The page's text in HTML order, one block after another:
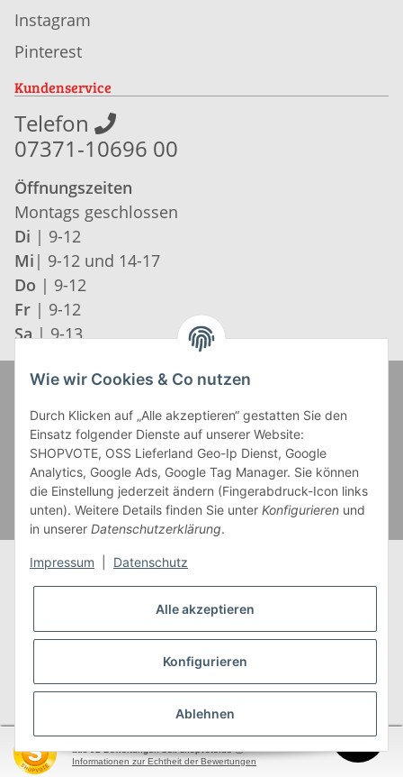
Instagram
Pinterest
Kundenservice
Telefon
07371-10696 00
Öffnungszeiten
Montags geschlossen
Di | 9-12
Mi | 9-12 und 14-17
Do | 9-12
Fr | 9-12
Sa | 9-13
* Alle Preise inkl. gesetzlicher USt., zzgl.Versand
** Gilt für Lieferungen innerhalb Deutschlands,
Lieferzeiten für andere Länder entnehmen Sie bitte
Versandkostenübersicht
garnwelt.de
Wie wir Cookies & Co nutzen
Durch Klicken auf „Alle akzeptieren“ gestatten Sie den
Einsatz folgender Dienste auf unserer Website:
SHOPVOTE, OSS Lieferland Geo-Ip Dienst, Google
Analytics, Google Ads, Google Tag Manager. Sie können
die Einstellung jederzeit ändern (Fingerabdruck-Icon links
unten). Weitere Details finden Sie unter Konfigurieren und
in unserer Datenschutzerklärung.
Impressum Datenschutz
Alle akzeptieren
Konfigurieren
Ablehnen
SEHR GUT (4.95 / 5)
aus92Bewertungen bei: shopvote.de ⓘ
Informationen zur Echtheit der Bewertungen